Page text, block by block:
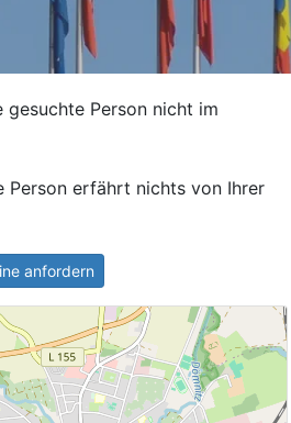
gesuchte Person nicht im
Person erfährt nichts von Ihrer
anfordern